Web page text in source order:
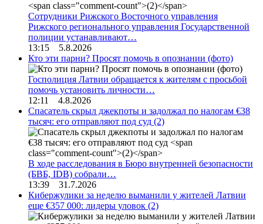
Сотрудники Рижского Восточного управления
Рижского регионального управления Государственной
полиции устанавливают…
13:15 5.8.2026
Кто эти парни? Просят помочь в опознании (фото)
Госполиция Латвии обращается к жителям с просьбой
помочь установить личности…
12:11 4.8.2026
Спасатель скрыл джекпоты и задолжал по налогам €38
тысяч: его отправляют под суд (2)
В ходе расследования в Бюро внутренней безопасности
(БВБ, IDB) собрали…
13:39 31.7.2026
Кибержулики за неделю выманили у жителей Латвии
еще €357 000: лидеры уловок (2)